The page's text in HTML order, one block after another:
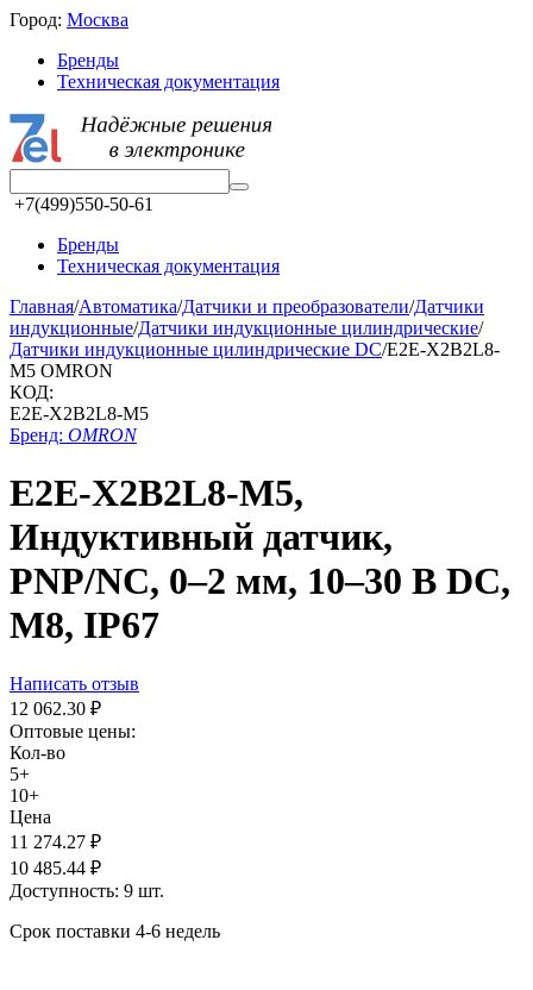
Город: Москва
Бренды
Техническая документация
+7(499)550-50-61
Бренды
Техническая документация
Главная/Автоматика/Датчики и преобразователи/Датчики
индукционные/Датчики индукционные цилиндрические/
Датчики индукционные цилиндрические DC/E2E-X2B2L8-
M5 OMRON
КОД:
E2E-X2B2L8-M5
Бренд: OMRON
E2E-X2B2L8-M5,
Индуктивный датчик,
PNP/NC, 0–2 мм, 10–30 В DC,
М8, IP67
Написать отзыв
12 062.30 ₽
Оптовые цены:
Кол-во
5+
10+
Цена
11 274.27 ₽
10 485.44 ₽
Доступность: 9 шт.
Срок поставки 4-6 недель